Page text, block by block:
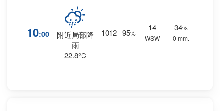
10:00
附近局部降
雨
22.8°C
1012 95%
14
WSW
34%
0 mm.